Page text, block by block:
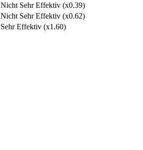
Nicht Sehr Effektiv (x0.39)
Nicht Sehr Effektiv (x0.62)
Sehr Effektiv (x1.60)